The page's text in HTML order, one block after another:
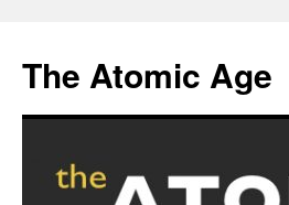
content
The Atomic Age